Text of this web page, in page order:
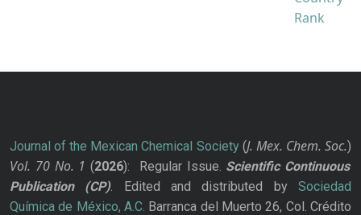
Journal of the Mexican Chemical Society(J. Mex. Chem. Soc.)
Vol. 70 No. 1 (2026): Regular Issue. Scientific Continuous
Publication
(CP). Edited and distributed bySociedad
Química de México, A.C. Barranca del Muerto 26, Col. Crédito